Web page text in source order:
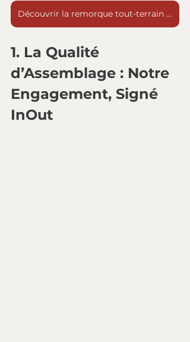
Découvrir la remorque tout-terrain M20
1. La Qualité
d’Assemblage : Notre
Engagement, Signé
InOut